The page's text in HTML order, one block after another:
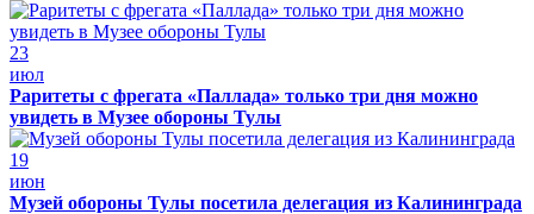
23
июл
Раритеты с фрегата «Паллада» только три дня можно
увидеть в Музее обороны Тулы
19
июн
Музей обороны Тулы посетила делегация из Калининграда